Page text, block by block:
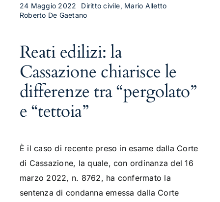
24 Maggio 2022
Diritto civile, Mario Alletto
Roberto De Gaetano
Reati edilizi: la
Cassazione chiarisce le
differenze tra “pergolato”
e “tettoia”
È il caso di recente preso in esame dalla Corte
di Cassazione, la quale, con ordinanza del 16
marzo 2022, n. 8762, ha confermato la
sentenza di condanna emessa dalla Corte